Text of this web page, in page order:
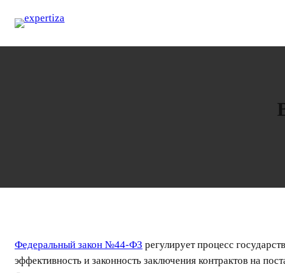
Федеральный закон №44-ФЗ регулирует процесс
эффективность и законность заключения контрактов на